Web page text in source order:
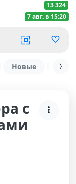
13 324
7 авг. в 15:20
Новые С
с